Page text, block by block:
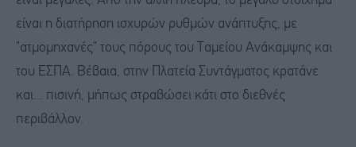
είναι η διατήρηση ισχυρών ρυθμών ανάπτυξης, με
"ατμομηχανές" τους πόρους του Ταμείου Ανάκαμψης και
του ΕΣΠΑ. Βέβαια, στην Πλατεία Συντάγματος κρατάνε
και... πισινή, μήπως στραβώσει κάτι στο διεθνές
περιβάλλον.